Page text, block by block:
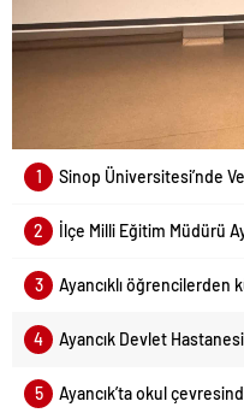
1 Sinop Üniversitesi’nde
2 İlçe Milli Eğitim Müdürü
3 Ayancıklı öğrencilerden
4 Ayancık Devlet
5 Ayancık’ta okul